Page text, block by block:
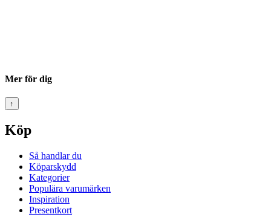
Mer för dig
↑
Köp
Så handlar du
Köparskydd
Kategorier
Populära varumärken
Inspiration
Presentkort